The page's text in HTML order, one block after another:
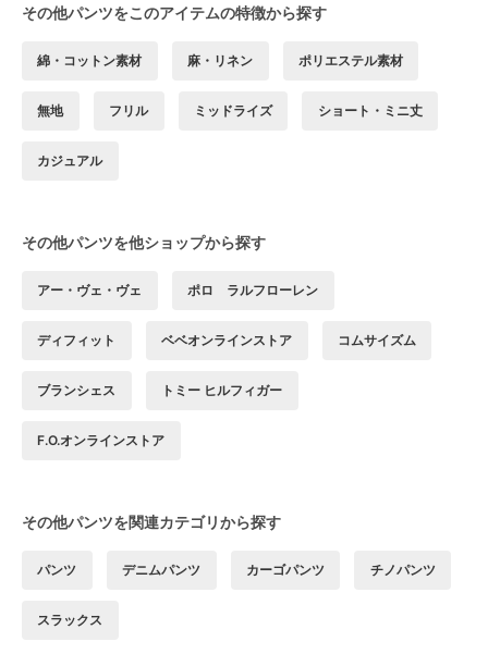
その他パンツをこのアイテムの特徴から探す
綿・コットン素材 麻・リネン ポリエステル素材
無地 フリル ミッドライズ ショート・ミニ丈
カジュアル
その他パンツを他ショップから探す
アー・ヴェ・ヴェ ポロ ラルフローレン
ディフィット ベベオンラインストア コムサイズム
ブランシェス トミー ヒルフィガー
F.O.オンラインストア
その他パンツを関連カテゴリから探す
パンツ デニムパンツ カーゴパンツ チノパンツ
スラックス